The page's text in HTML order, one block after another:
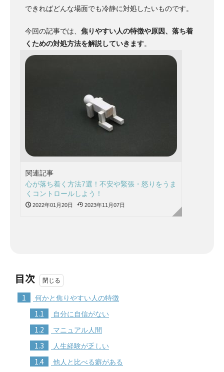
できればどんな場面でも冷静に対処したいものです。
今回の記事では、 焦りやすい人の特徴や原因、落ち着
くための対処方法を解説していきます。
関連記事
心が落ち着く方法7選！不安や緊張・怒りをうま
くコントロールしよう！
2022年01月20日 2023年11月07日
目次
1 何かと焦りやすい人の特徴
1.1 自分に自信がない
1.2 マニュアル人間
1.3 人生経験が乏しい
1.4 他人と比べる癖がある